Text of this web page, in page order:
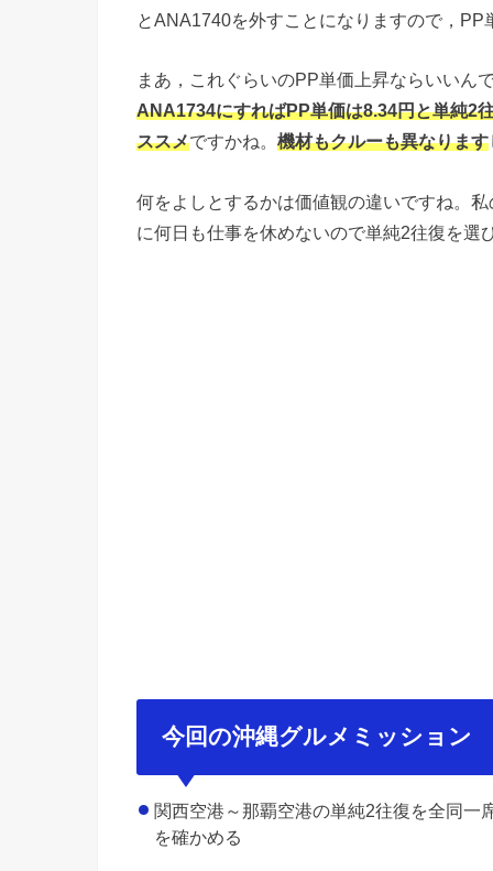
とANA1740を外すことになりますので，PP
まあ，これぐらいのPP単価上昇ならいいん
ANA1734にすればPP単価は8.34円と単純2
ススメですかね。 機材もクルーも異なります
何をよしとするかは価値観の違いですね。
に何日も仕事を休めないので単純2往復を選
今回の沖縄グルメミッション
関西空港～那覇空港の単純2往復を全同一
を確かめる